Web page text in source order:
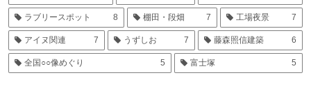
ラブリースポット 8 棚田・段畑 7 工場夜景 7
アイヌ関連 7 うずしお 7 藤森照信建築 6
全国○○像めぐり 5 富士塚 5